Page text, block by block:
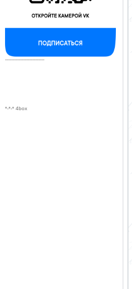
--------------------------
*-*-* 4box